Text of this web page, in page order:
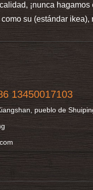
¡nunca
su (estándar ikea),
13450017103
pueblo de